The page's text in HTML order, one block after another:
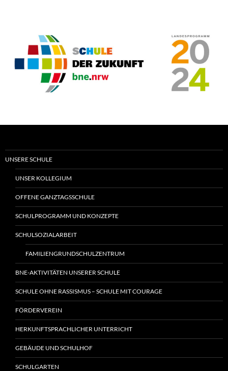
UNSERE SCHULE
UNSER KOLLEGIUM
OFFENE GANZTAGSSCHULE
SCHULPROGRAMM UND KONZEPTE
SCHULSOZIALARBEIT
FAMILIENGRUNDSCHULZENTRUM
BNE-AKTIVITÄTEN UNSERER SCHULE
SCHULE OHNE RASSISMUS – SCHULE MIT COURAGE
FÖRDERVEREIN
HERKUNFTSPRACHLICHER UNTERRICHT
GEBÄUDE UND SCHULHOF
SCHULGARTEN